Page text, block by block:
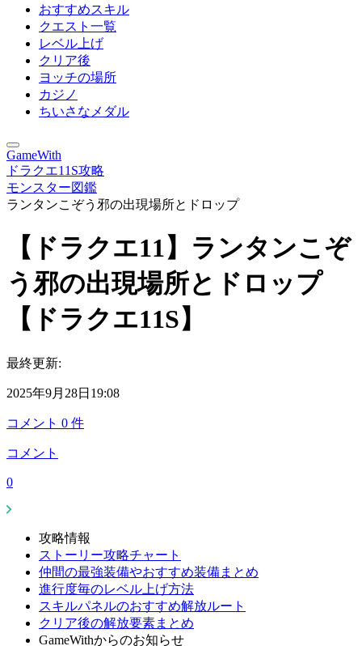
おすすめスキル
クエスト一覧
レベル上げ
クリア後
ヨッチの場所
カジノ
ちいさなメダル
GameWith
ドラクエ11S攻略
モンスター図鑑
ランタンこぞう邪の出現場所とドロップ
【ドラクエ11】ランタンこぞ
う邪の出現場所とドロップ
【ドラクエ11S】
最終更新:
2025年9月28日19:08
コメント 0 件
コメント
0
攻略情報
ストーリー攻略チャート
仲間の最強装備やおすすめ装備まとめ
進行度毎のレベル上げ方法
スキルパネルのおすすめ解放ルート
クリア後の解放要素まとめ
GameWithからのお知らせ